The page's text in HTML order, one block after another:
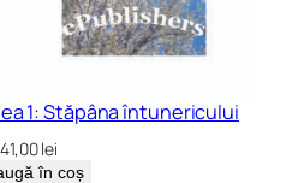
1: Stăpâna întunericului
41,00lei
în coș